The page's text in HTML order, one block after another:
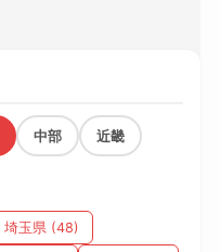
中部 近畿
埼玉県 (48)